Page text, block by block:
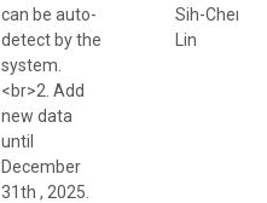
can be auto-
detect by the
system.
<br>2. Add
new data
until
December
31th , 2025.
Sih-Chen
Lin